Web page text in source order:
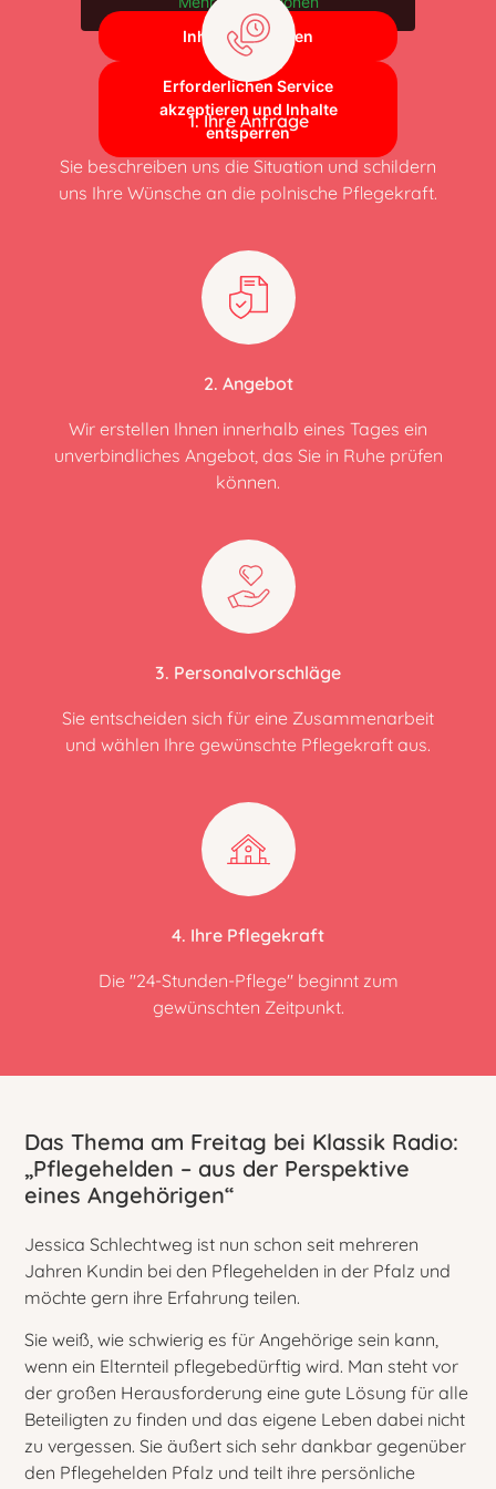
Inhalt entsperren
Erforderlichen Service
akzeptieren und Inhalte
entsperren
1. Ihre Anfrage
Sie beschreiben uns die Situation und schildern
uns Ihre Wünsche an die polnische Pflegekraft.
2. Angebot
Wir erstellen Ihnen innerhalb eines Tages ein
unverbindliches Angebot, das Sie in Ruhe prüfen
können.
3. Personalvorschläge
Sie entscheiden sich für eine Zusammenarbeit
und wählen Ihre gewünschte Pflegekraft aus.
4. Ihre Pflegekraft
Die "24-Stunden-Pflege" beginnt zum
gewünschten Zeitpunkt.
Das Thema am Freitag bei Klassik Radio:
„Pflegehelden – aus der Perspektive
eines Angehörigen“
Jessica Schlechtweg ist nun schon seit mehreren
Jahren Kundin bei den Pflegehelden in der Pfalz und
möchte gern ihre Erfahrung teilen.
Sie weiß, wie schwierig es für Angehörige sein kann,
wenn ein Elternteil pflegebedürftig wird. Man steht vor
der großen Herausforderung eine gute Lösung für alle
Beteiligten zu finden und das eigene Leben dabei nicht
zu vergessen. Sie äußert sich sehr dankbar gegenüber
den Pflegehelden Pfalz und teilt ihre persönliche